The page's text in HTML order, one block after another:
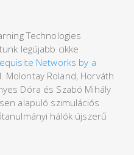
Technologies
legújabb cikke
Networks by a
Molontay Roland, Horváth
Dóra és Szabó Mihály
alapuló szimulációs
hálók újszerű